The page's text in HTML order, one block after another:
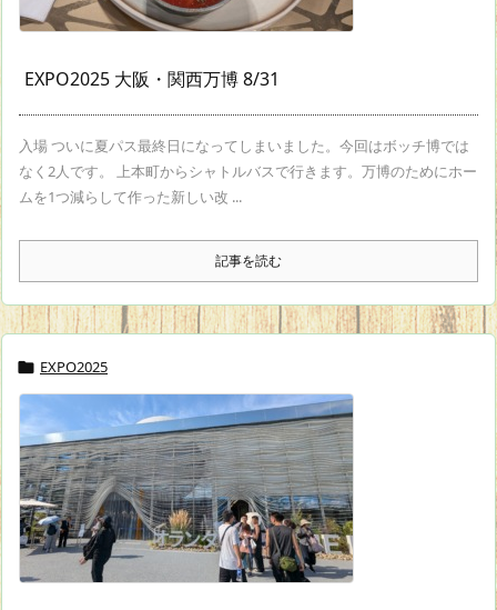
EXPO2025 大阪・関西万博 8/31
入場 ついに夏パス最終日になってしまいました。今回はボッチ博では
なく2人です。 上本町からシャトルバスで行きます。万博のためにホー
ムを1つ減らして作った新しい改 ...
記事を読む
 EXPO2025